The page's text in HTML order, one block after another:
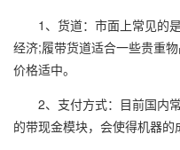
1、货道：市面上常见的是
经济;履带货道适合一些贵重
价格适中。
2、支付方式：目前国内常
的带现金模块，会使得机器的